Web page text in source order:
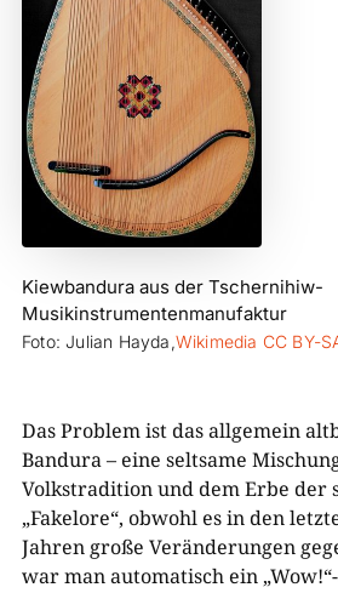
Kiewbandura aus der Tschernihiw-
Musikinstrumentenmanufaktur
Foto: Julian Hayda,Wikimedia CC BY-
Das Problem ist das allgemein
Bandura – eine seltsame
Volkstradition und dem Erbe der
„Fakelore“, obwohl es in den
Jahren große Veränderungen
war man automatisch ein